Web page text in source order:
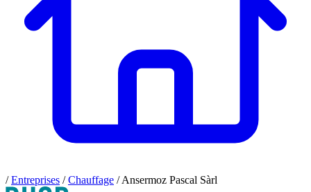
/ Entreprises / Chauffage /Ansermoz Pascal Sàrl